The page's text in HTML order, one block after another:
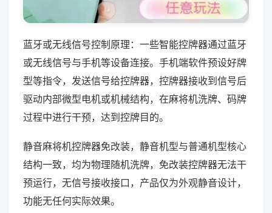
蓝牙或无线信号控制原理：一些智能控牌器通过蓝牙
或无线信号与手机等设备连接。手机端软件预设好牌
型等指令，发送信号给控牌器，控牌器接收到信号后
驱动内部微型电机或机械结构，在麻将机洗牌、码牌
过程中进行干预，达到控牌目的。
静音麻将机控牌器免改装，静音机型与普通机型核心
结构一致，均为物理随机洗牌，免改装控牌器无法干
预运行，无信号接收接口，产品仅为外观静音设计，
功能无任何实际效果。